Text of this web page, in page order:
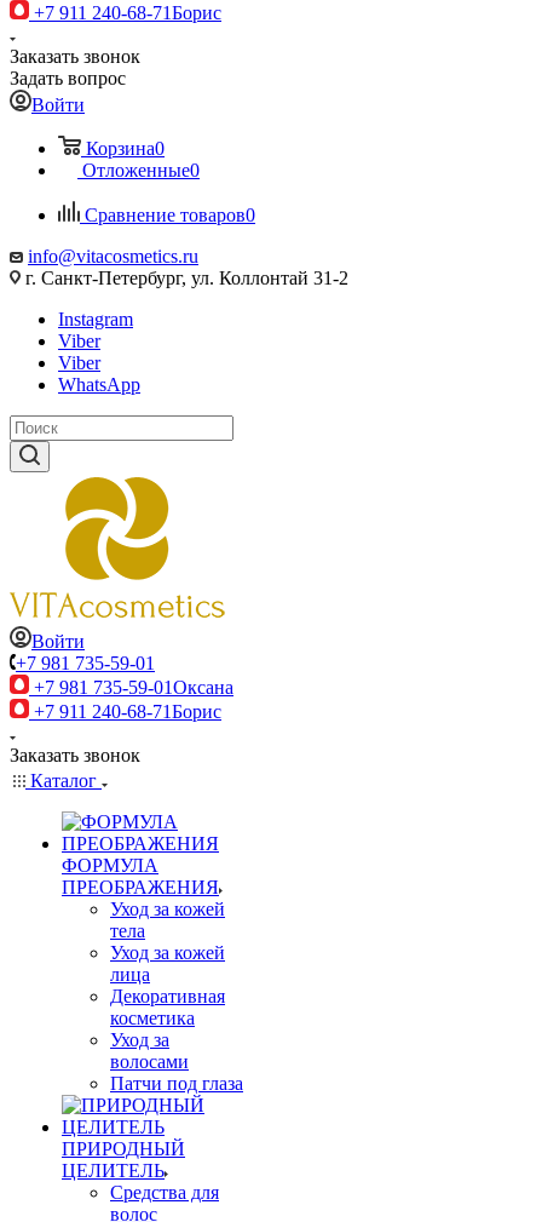
+7 911 240-68-71Борис
Заказать звонок
Задать вопрос
Войти
Корзина0
Отложенные0
Сравнение товаров0
info@vitacosmetics.ru
г. Санкт-Петербург, ул. Коллонтай 31-2
Instagram
Viber
Viber
WhatsApp
Войти
+7 981 735-59-01
+7 981 735-59-01Оксана
+7 911 240-68-71Борис
Заказать звонок
Каталог
ФОРМУЛА
ПРЕОБРАЖЕНИЯ
Уход за кожей
тела
Уход за кожей
лица
Декоративная
косметика
Уход за
волосами
Патчи под глаза
ПРИРОДНЫЙ
ЦЕЛИТЕЛЬ
Средства для
волос